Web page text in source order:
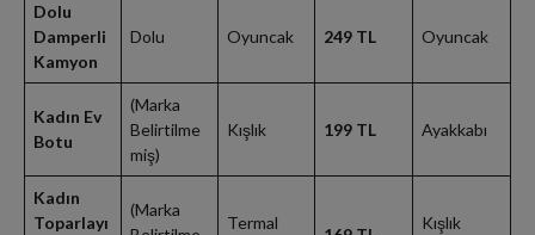
Dolu
Damperli
Kamyon
Dolu Oyuncak 249 TL Oyuncak
Kadın Ev
Botu
(Marka
Belirtilme
miş)
Kışlık 199 TL Ayakkabı
Kadın
Toparlayı
(Marka
Termal
Kışlık